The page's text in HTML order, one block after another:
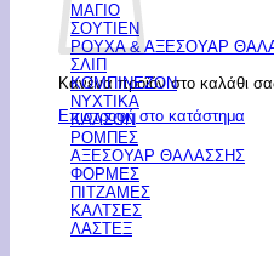
Κανένα προϊόν στο καλάθι
Επιστροφή στο κατάστημα
ΜΑΓΙΟ
ΣΟΥΤΙΕΝ
ΡΟΥΧΑ & ΑΞΕΣΟΥΑΡ
ΣΛΙΠ
ΚΟΜΠΙΝΕΖΟΝ
ΝΥΧΤΙΚΑ
ΚΑΛΣΟΝ
ΡΟΜΠΕΣ
ΑΞΕΣΟΥΑΡ ΘΑΛΑΣΣΗΣ
ΦΟΡΜΕΣ
ΠΙΤΖΑΜΕΣ
ΚΑΛΤΣΕΣ
ΛΑΣΤΕΞ